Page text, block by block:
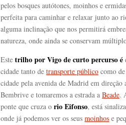
pelos bosques autótones, moinhos e
perfeita para caminhar e relaxar junto ao
alguma inclinação que nos permitirá
natureza, onde ainda se conservam
Este trilho por Vigo de curto percurso é
cidade tanto de transporte público como
cidade pela avenida de Madrid em direção
Bembrive e tomaremos a estrada a Beade.
ponte que cruza o rio Eifonso, está
onde já podemos ver os seus moinhos e